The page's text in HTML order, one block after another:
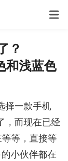
？
和浅蓝色
择一款手机
，而现在已经
等，直接等
小伙伴都在